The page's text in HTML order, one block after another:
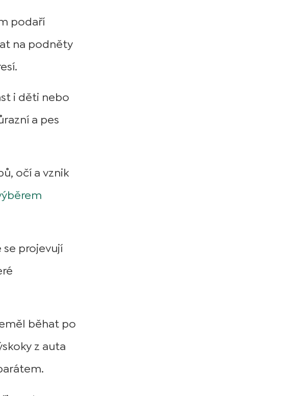
podaří
na podněty
i děti nebo
a pes
očí a vznik
projevují
běhat po
z auta